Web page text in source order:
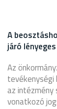
A
járó
Az
az
vonatkozó